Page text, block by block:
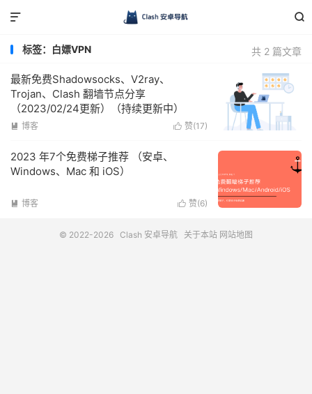


共 2 篇文章
标签：白嫖VPN
最新免费Shadowsocks、V2ray、
Trojan、Clash 翻墙节点分享
（2023/02/24更新）（持续更新中）
 赞(17)
 博客
2023 年7个免费梯子推荐 （安卓、
Windows、Mac 和 iOS）
 赞(6)
 博客
© 2022-2026 Clash 安卓导航 关于本站 网站地图